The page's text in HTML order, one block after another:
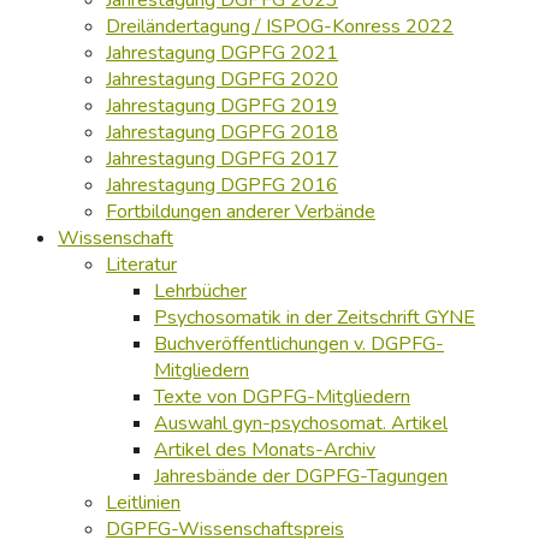
Dreiländertagung / ISPOG-Konress 2022
Jahrestagung DGPFG 2021
Jahrestagung DGPFG 2020
Jahrestagung DGPFG 2019
Jahrestagung DGPFG 2018
Jahrestagung DGPFG 2017
Jahrestagung DGPFG 2016
Fortbildungen anderer Verbände
Wissenschaft
Literatur
Lehrbücher
Psychosomatik in der Zeitschrift GYNE
Buchveröffentlichungen v. DGPFG-
Mitgliedern
Texte von DGPFG-Mitgliedern
Auswahl gyn-psychosomat. Artikel
Artikel des Monats-Archiv
Jahresbände der DGPFG-Tagungen
Leitlinien
DGPFG-Wissenschaftspreis